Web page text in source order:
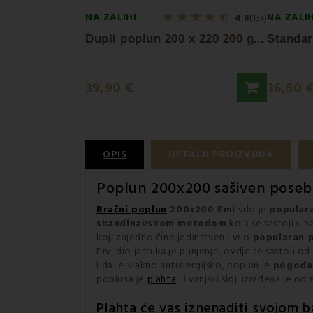
NA ZALIHI 4.8(13x)
D
upli poplun 200 x 220 200 g/m² EMI
39,90 €
NA
36,50
OPIS DETALJI PROIZVODA
Poplun 200x200 sašiven
Bračni poplun200x200 Emi vrlo je
skandinavskom metodom koja se sastoji u
koji zajedno čine jedinstven i vrlo popularan
Prvi dio jastuka je punjenje, ovdje se sastoji
i da je vlakno antialergijsko, poplun je
popluna je plahta ili vanjski sloj. Izrađena je od
Plahta će vas iznenaditi svojom